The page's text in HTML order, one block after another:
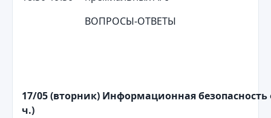
ВОПРОСЫ-ОТВЕТЫ
17/05 (вторник) Информационная
ч.)